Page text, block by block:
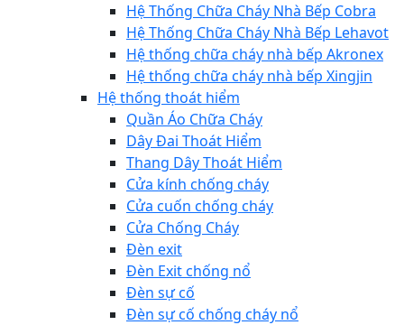
Hệ Thống Chữa Cháy Nhà Bếp Cobra
Hệ Thống Chữa Cháy Nhà Bếp Lehavot
Hệ thống chữa cháy nhà bếp Akronex
Hệ thống chữa cháy nhà bếp Xingjin
Hệ thống thoát hiểm
Quần Áo Chữa Cháy
Dây Đai Thoát Hiểm
Thang Dây Thoát Hiểm
Cửa kính chống cháy
Cửa cuốn chống cháy
Cửa Chống Cháy
Đèn exit
Đèn Exit chống nổ
Đèn sự cố
Đèn sự cố chống cháy nổ